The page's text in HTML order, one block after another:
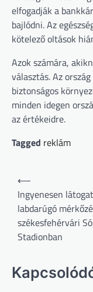
elfogadják a
bajlódni. Az
kötelező oltások
Azok számára,
választás. Az
biztonságos
minden idegen
az értékeidre.
Tagged reklám
Bejegyzés
navigáció
⟵
Ingyenesen
labdarúgó
székesfehérvári
Stadionban